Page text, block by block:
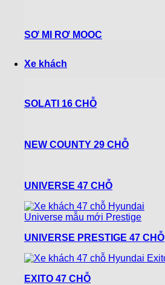
SƠ MI RƠ MOOC
Xe khách
SOLATI 16 CHỖ
NEW COUNTY 29 CHỖ
UNIVERSE 47 CHỖ
UNIVERSE PRESTIGE 47 CHỖ
EXITO 47 CHỖ